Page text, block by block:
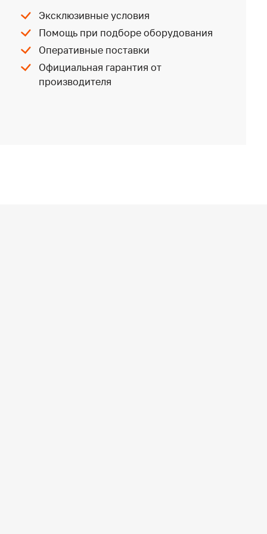
Эксклюзивные условия
Помощь при подборе оборудования
Оперативные поставки
Официальная гарантия от
производителя